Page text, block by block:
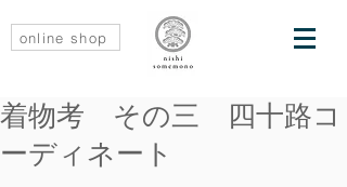
online shop
着物考 その三 四十路コ
ーディネート